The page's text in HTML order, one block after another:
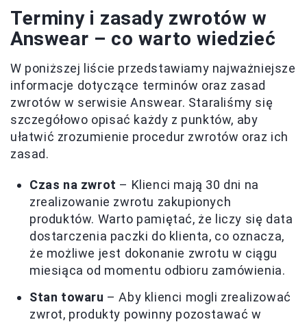
Terminy i zasady zwrotów w
Answear – co warto wiedzieć
W poniższej liście przedstawiamy najważniejsze
informacje dotyczące terminów oraz zasad
zwrotów w serwisie Answear. Staraliśmy się
szczegółowo opisać każdy z punktów, aby
ułatwić zrozumienie procedur zwrotów oraz ich
zasad.
Czas na zwrot – Klienci mają 30 dni na
zrealizowanie zwrotu zakupionych
produktów. Warto pamiętać, że liczy się data
dostarczenia paczki do klienta, co oznacza,
że możliwe jest dokonanie zwrotu w ciągu
miesiąca od momentu odbioru zamówienia.
Stan towaru – Aby klienci mogli zrealizować
zwrot, produkty powinny pozostawać w